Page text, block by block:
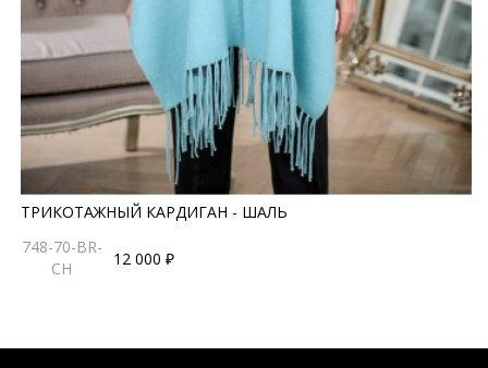
ТРИКОТАЖНЫЙ КАРДИГАН - ШАЛЬ
748-70-BR-
CH
12 000 ₽